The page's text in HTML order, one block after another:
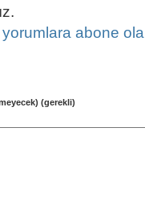
yorumlara abone
(gerekli)